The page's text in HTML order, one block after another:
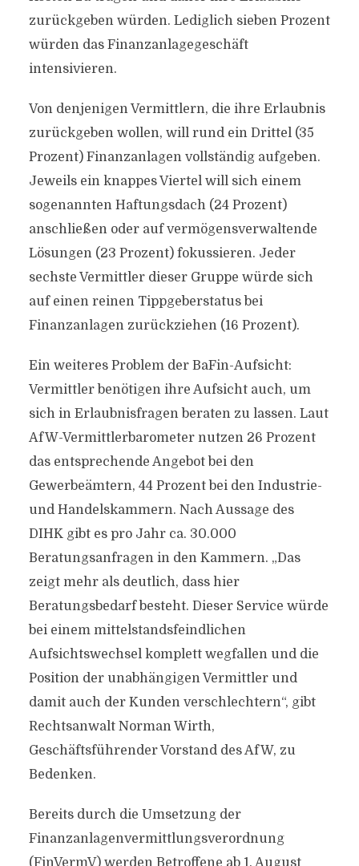
zurückgeben würden. Lediglich sieben Prozent
würden das Finanzanlagegeschäft
intensivieren.
Von denjenigen Vermittlern, die ihre Erlaubnis
zurückgeben wollen, will rund ein Drittel (35
Prozent) Finanzanlagen vollständig aufgeben.
Jeweils ein knappes Viertel will sich einem
sogenannten Haftungsdach (24 Prozent)
anschließen oder auf vermögensverwaltende
Lösungen (23 Prozent) fokussieren. Jeder
sechste Vermittler dieser Gruppe würde sich
auf einen reinen Tippgeberstatus bei
Finanzanlagen zurückziehen (16 Prozent).
Ein weiteres Problem der BaFin-Aufsicht:
Vermittler benötigen ihre Aufsicht auch, um
sich in Erlaubnisfragen beraten zu lassen. Laut
AfW-Vermittlerbarometer nutzen 26 Prozent
das entsprechende Angebot bei den
Gewerbeämtern, 44 Prozent bei den Industrie-
und Handelskammern. Nach Aussage des
DIHK gibt es pro Jahr ca. 30.000
Beratungsanfragen in den Kammern. „Das
zeigt mehr als deutlich, dass hier
Beratungsbedarf besteht. Dieser Service würde
bei einem mittelstandsfeindlichen
Aufsichtswechsel komplett wegfallen und die
Position der unabhängigen Vermittler und
damit auch der Kunden verschlechtern“, gibt
Rechtsanwalt Norman Wirth,
Geschäftsführender Vorstand des AfW, zu
Bedenken.
Bereits durch die Umsetzung der
Finanzanlagenvermittlungsverordnung
(FinVermV) werden Betroffene ab 1. August